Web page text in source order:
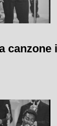
canzone